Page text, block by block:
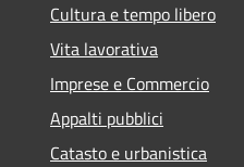
Cultura e tempo libero
Vita lavorativa
Imprese e Commercio
Appalti pubblici
Catasto e urbanistica